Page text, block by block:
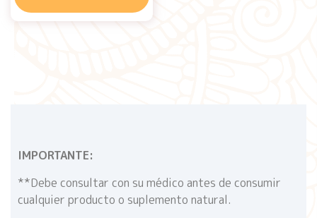
IMPORTANTE:
**Debe consultar con su médico antes de consumir
cualquier producto o suplemento natural.